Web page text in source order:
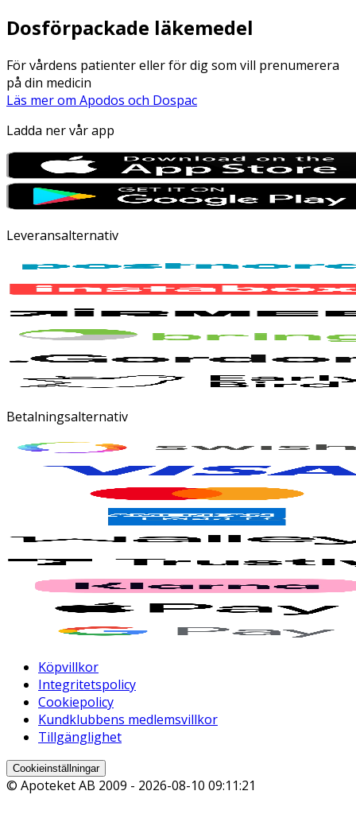
Dosförpackade läkemedel
För vårdens patienter eller för dig som vill prenumerera
på din medicin
Läs mer om Apodos och Dospac
Ladda ner vår app
Leveransalternativ
Betalningsalternativ
Köpvillkor
Integritetspolicy
Cookiepolicy
Kundklubbens medlemsvillkor
Tillgänglighet
Cookieinställningar
© Apoteket AB 2009 - 2026-08-10 09:11:21